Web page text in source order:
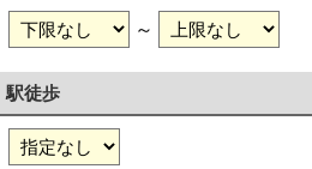
～
駅徒歩